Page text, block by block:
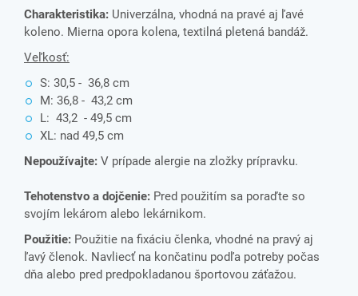
Charakteristika: Univerzálna, vhodná na pravé aj ľavé
koleno. Mierna opora kolena, textilná pletená bandáž.
Veľkosť:
S: 30,5 - 36,8 cm
M: 36,8 - 43,2 cm
L: 43,2 - 49,5 cm
XL: nad 49,5 cm
Nepoužívajte: V prípade alergie na zložky prípravku.
Tehotenstvo a dojčenie: Pred použitím sa poraďte so
svojím lekárom alebo lekárnikom.
Použitie: Použitie na fixáciu členka, vhodné na pravý aj
ľavý členok. Navliecť na končatinu podľa potreby počas
dňa alebo pred predpokladanou športovou záťažou.